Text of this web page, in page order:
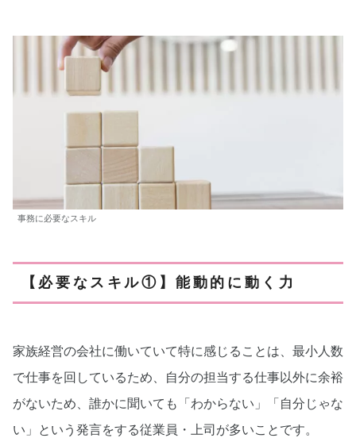
事務に必要なスキル
【必要なスキル①】能動的に動く力
家族経営の会社に働いていて特に感じることは、最小人数
で仕事を回しているため、自分の担当する仕事以外に余裕
がないため、誰かに聞いても「わからない」「自分じゃな
い」という発言をする従業員・上司が多いことです。